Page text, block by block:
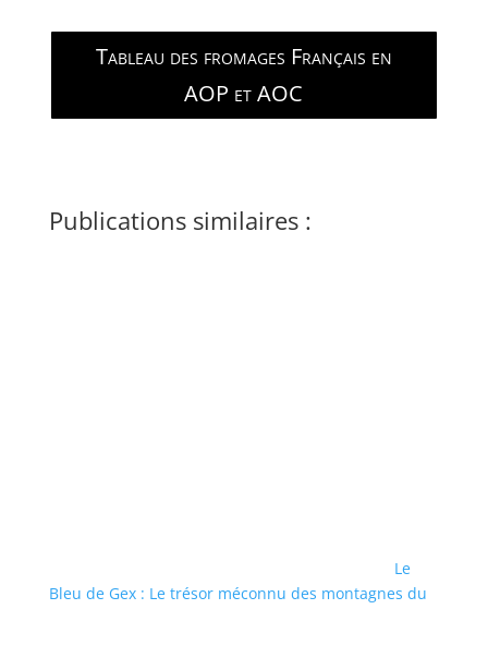
Tableau des fromages Français en
AOP et AOC
Publications similaires :
Le
Bleu de Gex : Le trésor méconnu des montagnes du